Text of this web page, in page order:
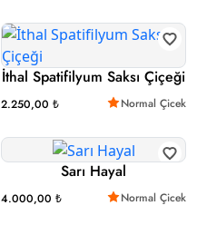
İthal Spatifilyum Saksı Çiçeği
2.250,00 ₺ Normal Çicek
Sarı Hayal
4.000,00 ₺ Normal Çicek